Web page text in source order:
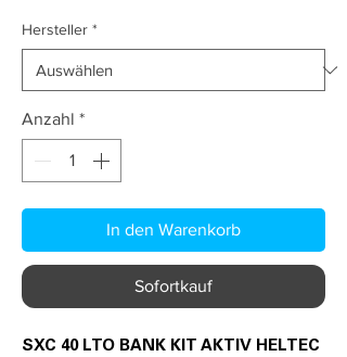
Hersteller *
Anzahl *
In den Warenkorb
Sofortkauf
SXC 40 LTO BANK KIT AKTIV HELTEC